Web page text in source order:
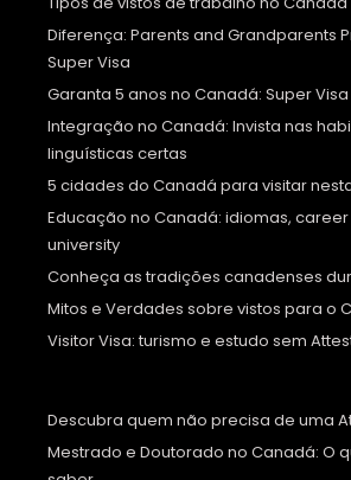
Diferença: Parents and Grandparents
Super Visa
Garanta 5 anos no Canadá: Super
Integração no Canadá: Invista nas
linguísticas certas
5 cidades do Canadá para visitar
Educação no Canadá: idiomas,
university
Conheça as tradições canadenses
Mitos e Verdades sobre vistos para o
Visitor Visa: turismo e estudo sem
Descubra quem não precisa de uma
Mestrado e Doutorado no Canadá: O